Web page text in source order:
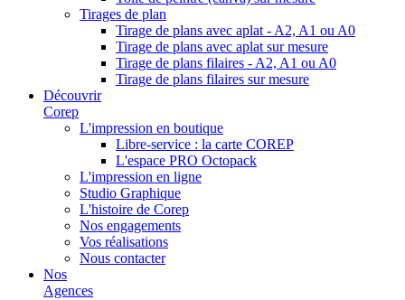
Tirages de plan
Tirage de plans avec aplat - A2, A1 ou A0
Tirage de plans avec aplat sur mesure
Tirage de plans filaires - A2, A1 ou A0
Tirage de plans filaires sur mesure
Découvrir
Corep
L'impression en boutique
Libre-service : la carte COREP
L'espace PRO Octopack
L'impression en ligne
Studio Graphique
L'histoire de Corep
Nos engagements
Vos réalisations
Nous contacter
Nos
Agences